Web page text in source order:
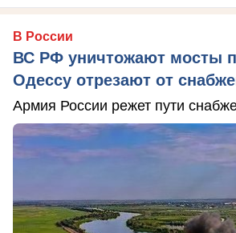
В России
ВС РФ уничтожают мосты
Одессу отрезают от
Армия России режет пути